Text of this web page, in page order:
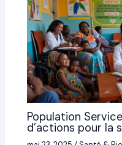
Population
d’actions pour la